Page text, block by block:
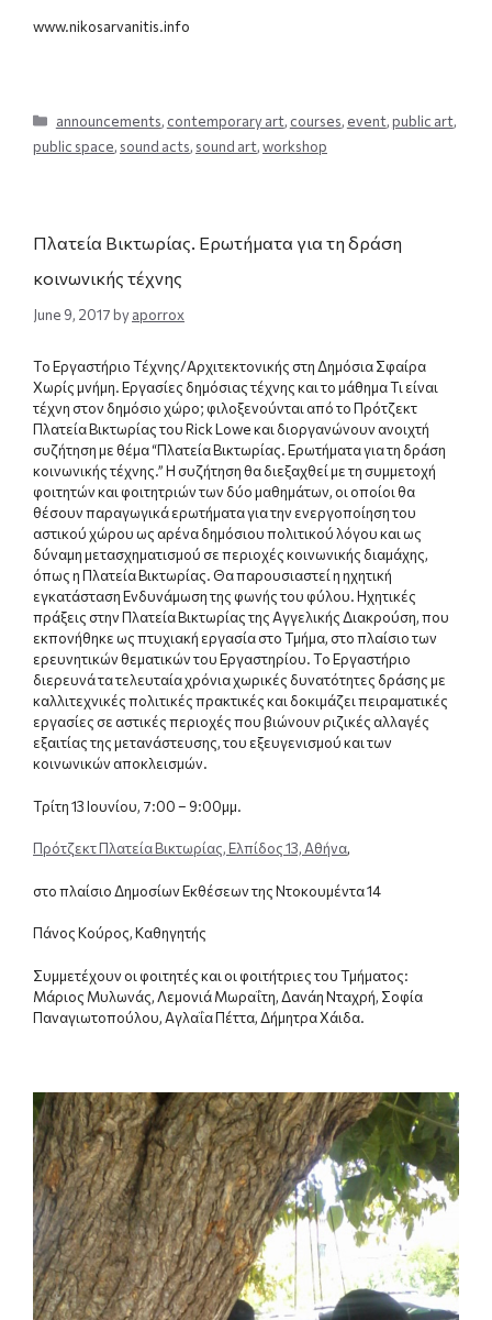
www.nikosarvanitis.info
Categories
announcements, contemporary art, courses, event,public art,
public space, sound acts, sound art,workshop
Πλατεία Βικτωρίας. Ερωτήματα για τη δράση
κοινωνικής τέχνης
June 9, 2017 byaporrox
Το Εργαστήριο Τέχνης/Αρχιτεκτονικής στη Δημόσια Σφαίρα
Χωρίς μνήμη. Εργασίες δημόσιας τέχνης και το μάθημα Τι είναι
τέχνη στον δημόσιο χώρο; φιλοξενούνται από το Πρότζεκτ
Πλατεία Βικτωρίας του Rick Lowe και διοργανώνουν ανοιχτή
συζήτηση με θέμα “Πλατεία Βικτωρίας. Ερωτήματα για τη δράση
κοινωνικής τέχνης.” Η συζήτηση θα διεξαχθεί με τη συμμετοχή
φοιτητών και φοιτητριών των δύο μαθημάτων, οι οποίοι θα
θέσουν παραγωγικά ερωτήματα για την ενεργοποίηση του
αστικού χώρου ως αρένα δημόσιου πολιτικού λόγου και ως
δύναμη μετασχηματισμού σε περιοχές κοινωνικής διαμάχης,
όπως η Πλατεία Βικτωρίας. Θα παρουσιαστεί η ηχητική
εγκατάσταση Ενδυνάμωση της φωνής του φύλου. Ηχητικές
πράξεις στην Πλατεία Βικτωρίας της Αγγελικής Διακρούση, που
εκπονήθηκε ως πτυχιακή εργασία στο Τμήμα, στο πλαίσιο των
ερευνητικών θεματικών του Εργαστηρίου. Το Εργαστήριο
διερευνά τα τελευταία χρόνια χωρικές δυνατότητες δράσης με
καλλιτεχνικές πολιτικές πρακτικές και δοκιμάζει πειραματικές
εργασίες σε αστικές περιοχές που βιώνουν ριζικές αλλαγές
εξαιτίας της μετανάστευσης, του εξευγενισμού και των
κοινωνικών αποκλεισμών.
Τρίτη 13 Ιουνίου, 7:00 – 9:00μμ.
Πρότζεκτ Πλατεία Βικτωρίας, Ελπίδος 13, Αθήνα,
στο πλαίσιο Δημοσίων Εκθέσεων της Ντοκουμέντα 14
Πάνος Κούρος, Καθηγητής
Συμμετέχουν οι φοιτητές και οι φοιτήτριες του Τμήματος:
Μάριος Μυλωνάς, Λεμονιά Μωραΐτη, Δανάη Νταχρή, Σοφία
Παναγιωτοπούλου, Αγλαΐα Πέττα, Δήμητρα Χάιδα.